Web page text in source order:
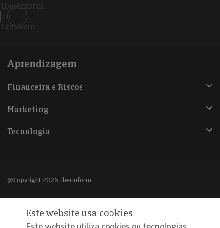
Iberinform
en
Linkedin
Aprendizagem
Financeira e Riscos
Marketing
Tecnologia
@Copyright 2026, Iberinform
Este website usa cookies